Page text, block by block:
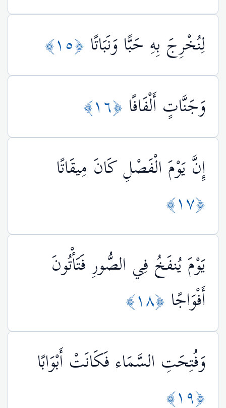
لِنُخْرِجَ بِهِ حَبًّا وَنَبَاتًا ﴿١٥﴾
وَجَنَّاتٍ أَلْفَافًا ﴿١٦﴾
إِنَّ يَوْمَ الْفَصْلِ كَانَ مِيقَاتًا
﴿١٧﴾
يَوْمَ يُنفَخُ فِي الصُّورِ فَتَأْتُونَ
أَفْوَاجًا ﴿١٨﴾
وَفُتِحَتِ السَّمَاء فَكَانَتْ أَبْوَابًا
﴿١٩﴾